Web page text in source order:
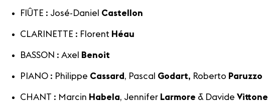
FlÛTE : José-Daniel Castellon
CLARINETTE : Florent Héau
BASSON : Axel Benoit
PIANO : Philippe Cassard , Pascal Godart, Roberto Paruzzo
CHANT : Marcin Habela, Jennifer Larmore & Davide Vittone